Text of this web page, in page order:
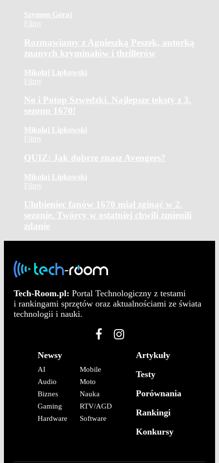
Szymon Góraj
Filmy
Rozmawiamy z Agnieszką Peszek, autorką
znanych kryminałów i thrillerów
Mikołaj Lipkowski
Filmy
No i Potop Szwedzki. Najlepsze teksty z 3.
sezonu 1670!
Mikołaj Lipkowski
Filmy
QUIZ: Jak dobrze znasz Avengers?
Mikołaj Lipkowski
Filmy
Ulubieniec fanów 1670 miał zginąć w 2.
sezonie. Twórcy w ostatniej chwili zmienili
zdanie
Tech-Room.pl: Portal Technologiczny z testami
i rankingami sprzętów oraz aktualnościami ze świata
technologii i nauki.
Newsy
AI
Audio
Biznes
Gaming
Hardware
Mobile
Moto
Nauka
RTV/AGD
Software
Artykuły
Testy
Porównania
Rankingi
Konkursy